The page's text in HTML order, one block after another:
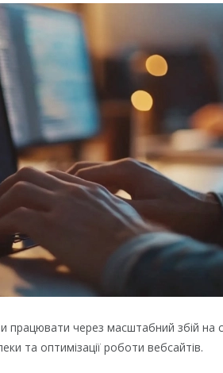
працювати через масштабний збій на
та оптимізації роботи вебсайтів.